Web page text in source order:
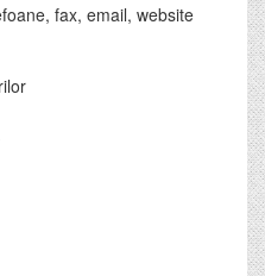
fax, email, website